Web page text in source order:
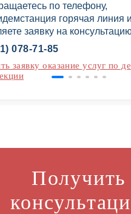
по телефону,
горячая линия
заявку на
078-71-85
заявку оказание услуг по
Получить